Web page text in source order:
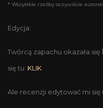
* Wszystkie rzeźby oczywiście
Edycja:
Twórcą zapachu okazała się
się tu: KLIK
Ale recenzji edytować mi się